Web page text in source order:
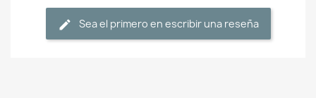
Sea el primero en escribir una reseña